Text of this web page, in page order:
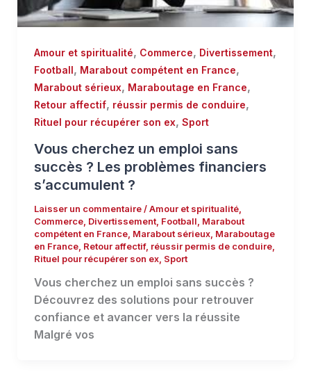
Amour et spiritualité, Commerce, Divertissement,
Football, Marabout compétent en France,
Marabout sérieux, Maraboutage en France,
Retour affectif, réussir permis de conduire,
Rituel pour récupérer son ex, Sport
Vous cherchez un emploi sans
succès ? Les problèmes financiers
s’accumulent ?
Laisser un commentaire /Amour et spiritualité,
Commerce, Divertissement, Football Marabout
compétent en France, Marabout sérieux, Maraboutage
en France, Retour affectif, réussir permis de conduire,
Rituel pour récupérer son ex, Sport
Vous cherchez un emploi sans succès ?
Découvrez des solutions pour retrouver
confiance et avancer vers la réussite
Malgré vos